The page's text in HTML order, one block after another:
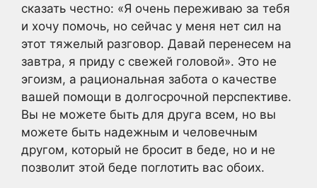
сказать честно: «Я очень переживаю за тебя
и хочу помочь, но сейчас у меня нет сил на
этот тяжелый разговор. Давай перенесем на
завтра, я приду с свежей головой». Это не
эгоизм, а рациональная забота о качестве
вашей помощи в долгосрочной перспективе.
Вы не можете быть для друга всем, но вы
можете быть надежным и человечным
другом, который не бросит в беде, но и не
позволит этой беде поглотить вас обоих.